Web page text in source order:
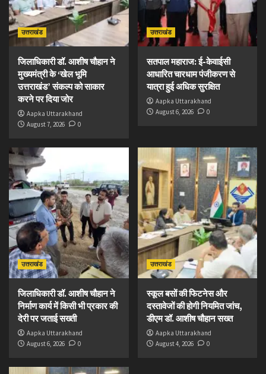
उत्तराखंड
जिलाधिकारी डॉ. आशीष चौहान ने
मुख्यमंत्री के ‘खेल भूमि
उत्तराखंड’ संकल्प को साकार
करने पर दिया जोर
Aapka Uttarakhand
August 7, 2026
0
उत्तराखंड
सतपाल महाराज: ई-केवाईसी
आधारित चारधाम पंजीकरण से
यात्रा हुई अधिक सुरक्षित
Aapka Uttarakhand
August 6, 2026
0
उत्तराखंड
जिलाधिकारी डॉ. आशीष चौहान ने
निर्माण कार्य में किसी भी प्रकार की
देरी पर जताई सख्ती
Aapka Uttarakhand
August 6, 2026
0
उत्तराखंड
स्कूल बसों की फिटनेस और
दस्तावेजों की होगी नियमित जांच,
डीएम डॉ. आशीष चौहान सख्त
Aapka Uttarakhand
August 4, 2026
0